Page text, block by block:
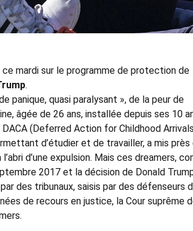
mardi sur le programme de protection de
.
panique, quasi paralysant », de la peur de
âgée de 26 ans, installée depuis ses 10
(Deferred Action for Childhood
d’étudier et de travailler, a mis près
d’une expulsion. Mais ces dreamers,
2017 et la décision de Donald
des tribunaux, saisis par des défenseurs
de recours en justice, la Cour suprême